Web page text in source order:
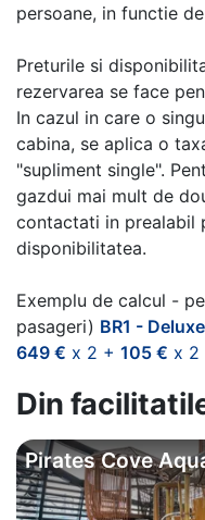
persoane, in functie
Preturile si
rezervarea se face
In cazul in care o
cabina, se aplica o
"supliment single".
gazdui mai mult de
contactati in prealabil
disponibilitatea.
Exemplu de calcul -
pasageri) BR1 -
649 € x 2 + 105 € x 2
Din
Pirates Cove